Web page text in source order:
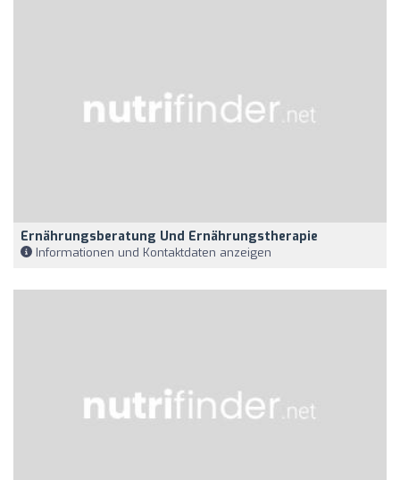
Ernährungsberatung Und Ernährungstherapie
Informationen und Kontaktdaten anzeigen